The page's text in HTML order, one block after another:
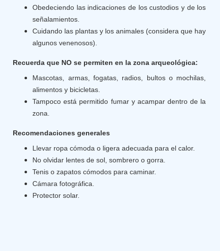
Obedeciendo las indicaciones de los custodios y de los
señalamientos.
Cuidando las plantas y los animales (considera que hay
algunos venenosos).
Recuerda que NO se permiten en la zona arqueológica:
Mascotas, armas, fogatas, radios, bultos o mochilas,
alimentos y bicicletas.
Tampoco está permitido fumar y acampar dentro de la
zona.
Recomendaciones generales
Llevar ropa cómoda o ligera adecuada para el calor.
No olvidar lentes de sol, sombrero o gorra.
Tenis o zapatos cómodos para caminar.
Cámara fotográfica.
Protector solar.